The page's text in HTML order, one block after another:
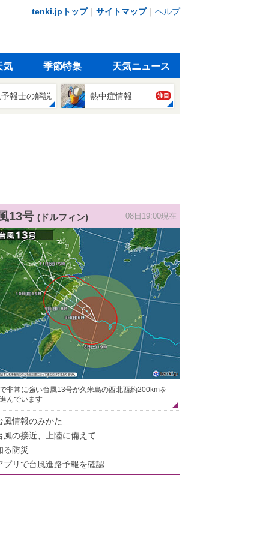
tenki.jpトップ｜ サイトマップ｜ ヘルプ
気 季節特集 天気ニュース
報士の解説 熱中症情報 注目
13号 (ドルフィン) 08日19:00現在
非常に強い台風13号が久米島の西北西約200kmを
んでいます
風情報のみかた
風の接近、上陸に備えて
る防災
プリで台風進路予報を確認